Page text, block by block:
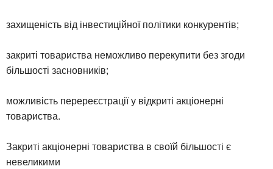
захищеність від інвестиційної політики конкурентів;
закриті товариства неможливо перекупити без згоди
більшості засновників;
можливість перереєстрації у відкриті акціонерні
товариства.
Закриті акціонерні товариства в своїй більшості є
невеликими